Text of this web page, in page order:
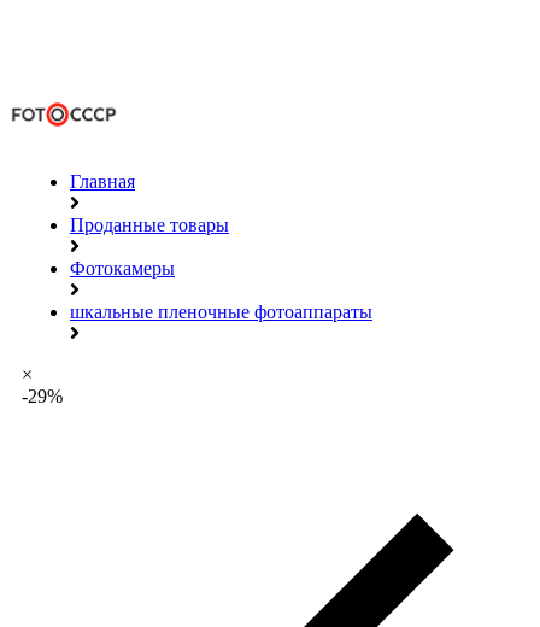
Главная
Проданные товары
Фотокамеры
шкальные пленочные фотоаппараты
×
-29%